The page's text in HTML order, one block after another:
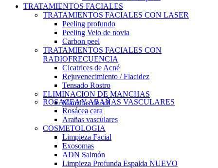
TRATAMIENTOS FACIALES
TRATAMIENTOS FACIALES CON LASER
Peeling profundo
Peeling Velo de novia
Carbon peel
TRATAMIENTOS FACIALES CON
RADIOFRECUENCIA
Cicatrices de Acné
Rejuvenecimiento / Flacidez
Tensado Rostro
ELIMINACION DE MANCHAS
Manchas de sol
ROSACEA Y ARAÑAS VASCULARES
Rosácea cara
Arañas vasculares
COSMETOLOGIA
Limpieza Facial
Exosomas
ADN Salmón
Limpieza Profunda Espalda NUEVO